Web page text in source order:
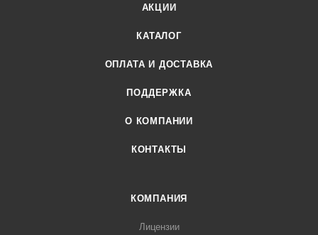
АКЦИИ
КАТАЛОГ
ОПЛАТА И ДОСТАВКА
ПОДДЕРЖКА
О КОМПАНИИ
КОНТАКТЫ
КОМПАНИЯ
Лицензии